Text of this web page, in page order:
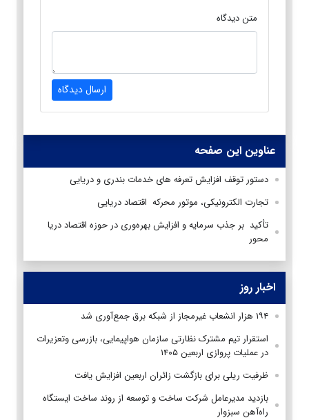
متن دیدگاه
ارسال دیدگاه
عناوین این صفحه
دستور توقف افزایش تعرفه های خدمات بندری و دریایی
تجارت الکترونیکی، موتور محرکه اقتصاد دریایی
تأکید بر جذب سرمایه و افزایش بهره‌وری در حوزه اقتصاد دریا
محور
اخبار روز
۱۹۴ هزار انشعاب غیرمجاز از شبکه برق جمع‌آوری شد
استقرار تیم مشترک نظارتی سازمان هواپیمایی، بازرسی وتعزیرات
در عملیات پروازی اربعین ۱۴۰۵
ظرفیت ریلی برای بازگشت زائران اربعین افزایش یافت
بازدید مدیرعامل شرکت ساخت و توسعه از روند ساخت ایستگاه
راه‌آهن سبزوار